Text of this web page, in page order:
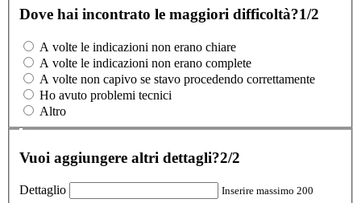
Dove hai incontrato le maggiori difficoltà?1/2
A volte le indicazioni non erano chiare
A volte le indicazioni non erano complete
A volte non capivo se stavo procedendo correttamente
Ho avuto problemi tecnici
Altro
Vuoi aggiungere altri dettagli?2/2
Dettaglio
Inserire massimo 200